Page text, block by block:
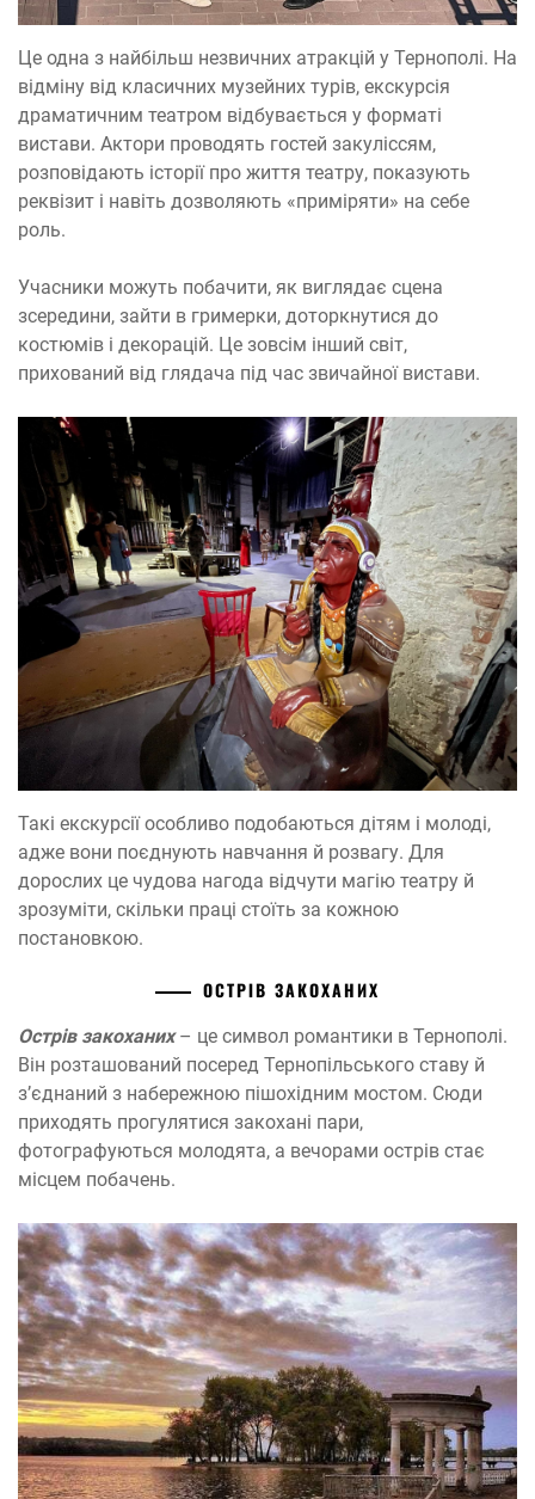
Це одна з найбільш незвичних атракцій у Тернополі. На
відміну від класичних музейних турів, екскурсія
драматичним театром відбувається у форматі
вистави. Актори проводять гостей закуліссям,
розповідають історії про життя театру, показують
реквізит і навіть дозволяють «приміряти» на себе
роль.
Учасники можуть побачити, як виглядає сцена
зсередини, зайти в гримерки, доторкнутися до
костюмів і декорацій. Це зовсім інший світ,
прихований від глядача під час звичайної вистави.
Такі екскурсії особливо подобаються дітям і молоді,
адже вони поєднують навчання й розвагу. Для
дорослих це чудова нагода відчути магію театру й
зрозуміти, скільки праці стоїть за кожною
постановкою.
ОСТРІВ ЗАКОХАНИХ
Острів закоханих– це символ романтики в Тернополі.
Він розташований посеред Тернопільського ставу й
з’єднаний з набережною пішохідним мостом. Сюди
приходять прогулятися закохані пари,
фотографуються молодята, а вечорами острів стає
місцем побачень.